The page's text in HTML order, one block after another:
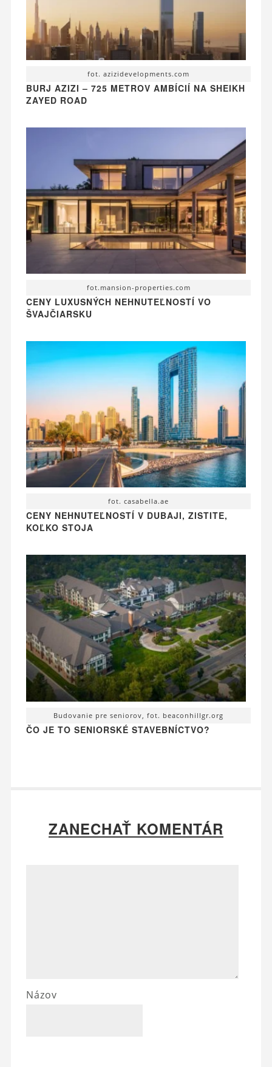
fot. azizidevelopments.com
BURJ AZIZI – 725 METROV AMBÍCIÍ NA SHEIKH
ZAYED ROAD
fot.mansion-properties.com
CENY LUXUSNÝCH NEHNUTEĽNOSTÍ VO
ŠVAJČIARSKU
fot. casabella.ae
CENY NEHNUTEĽNOSTÍ V DUBAJI, ZISTITE,
KOĽKO STOJA
Budovanie pre seniorov, fot. beaconhillgr.org
ČO JE TO SENIORSKÉ STAVEBNÍCTVO?
ZANECHAŤ KOMENTÁR
Názov